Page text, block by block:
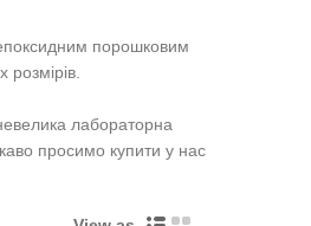
порошковим
розмірів.
лабораторна
просимо купити у нас